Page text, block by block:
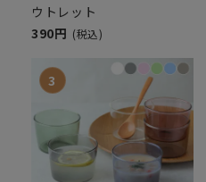
ウトレット
390円 (税込)